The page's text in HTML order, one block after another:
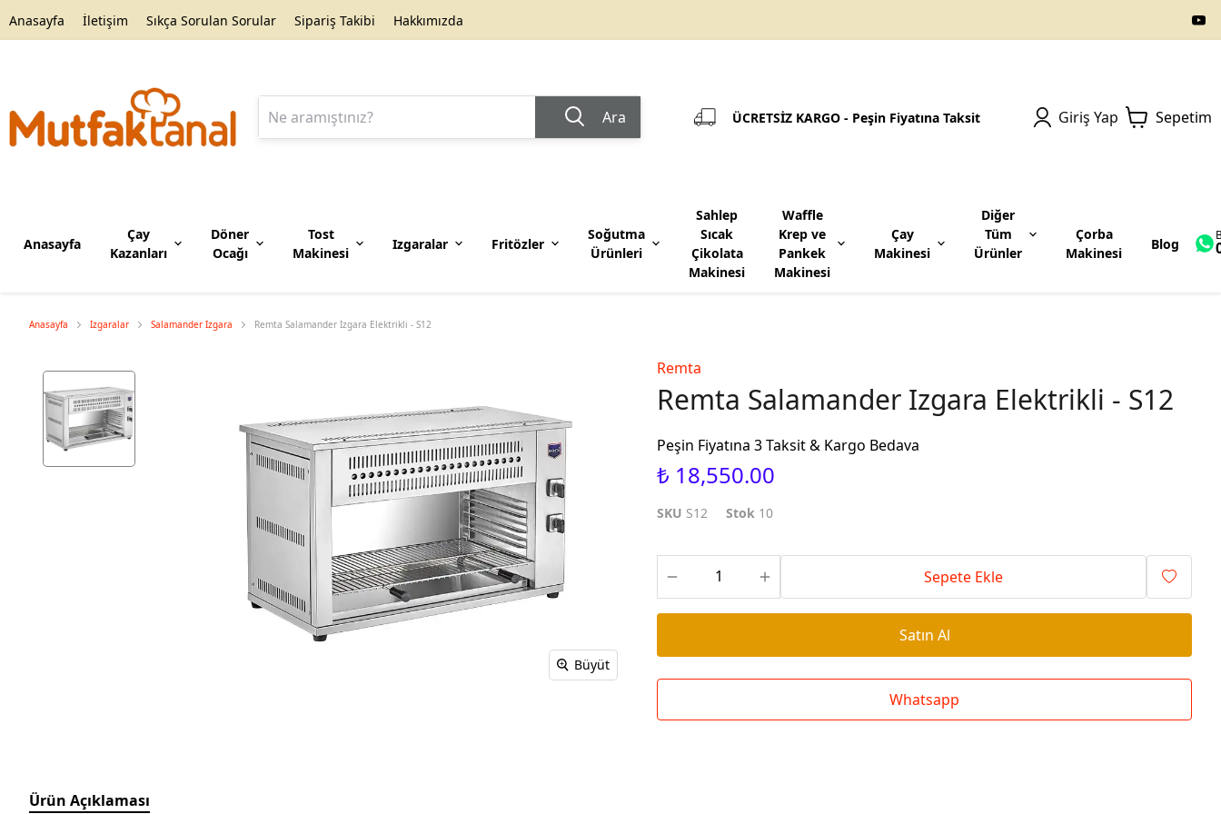
Anasayfa İletişim Sıkça Sorulan Sorular Sipariş Takibi Hakkımızda
Ara ÜCRETSİZ KARGO - Peşin Fiyatına Taksit Giriş Yap Sepetim
Anasayfa
Çay
Kazanları
Döner
Ocağı
Tost
Makinesi
Izgaralar Fritözler
Soğutma
Ürünleri
Sahlep
Sıcak
Çikolata
Makinesi
Waffle
Krep ve
Pankek
Makinesi
Çay
Makinesi
Diğer
Tüm
Ürünler
Narenciye Sıkacağı Sosislik Benmari
Elektrikli Pleyt Ocak
Çorba
Makinesi
Blog
Anasayfa Izgaralar Salamander Izgara Remta Salamander Izgara Elektrikli - S12
Büyüt
Remta
Remta Salamander Izgara Elektrikli - S12
Peşin Fiyatına 3 Taksit & Kargo Bedava
₺ 18,550.00
SKU S12 Stok 10
Sepete Ekle
Satın Al
Whatsapp
Ürün Açıklaması